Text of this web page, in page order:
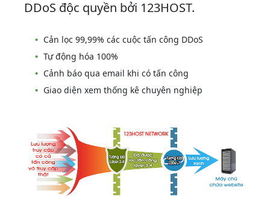
DDoS độc quyền bởi 123HOST.
Cản lọc 99,99% các cuộc tấn công DDoS
Tự động hóa 100%
Cảnh báo qua email khi có tấn công
Giao diện xem thống kê chuyên nghiệp